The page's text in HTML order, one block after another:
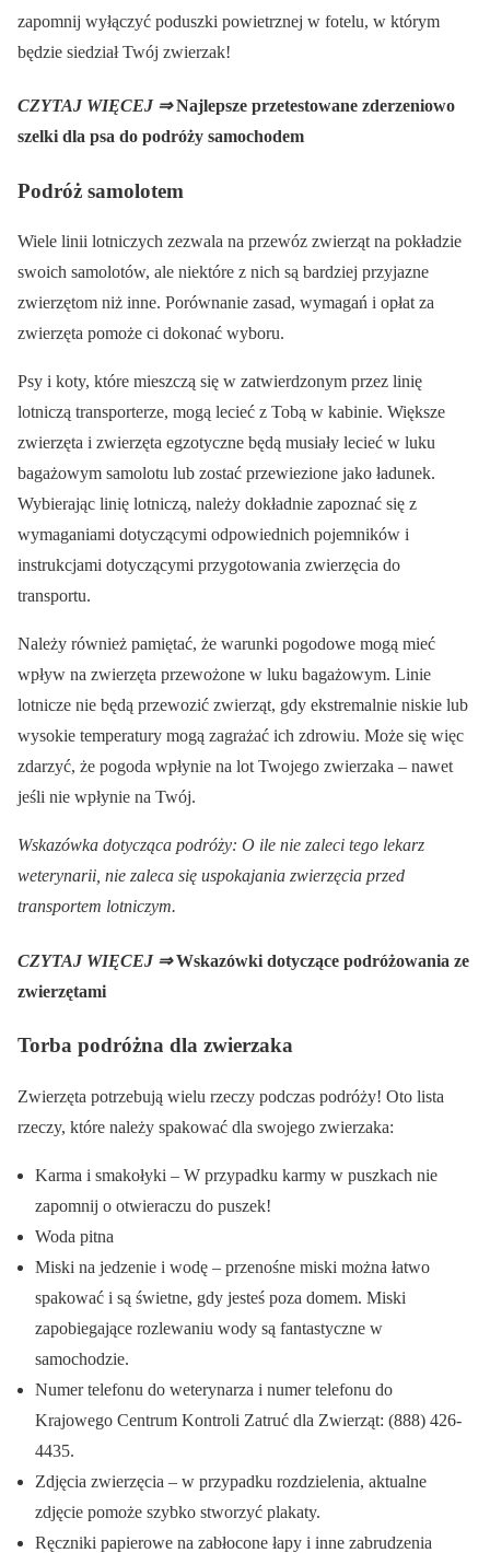
zapomnij wyłączyć poduszki powietrznej w fotelu, w którym
będzie siedział Twój zwierzak!
CZYTAJ WIĘCEJ ⇒Najlepsze przetestowane zderzeniowo
szelki dla psa do podróży samochodem
Podróż samolotem
Wiele linii lotniczych zezwala na przewóz zwierząt na pokładzie
swoich samolotów, ale niektóre z nich są bardziej przyjazne
zwierzętom niż inne. Porównanie zasad, wymagań i opłat za
zwierzęta pomoże ci dokonać wyboru.
Psy i koty, które mieszczą się w zatwierdzonym przez linię
lotniczą transporterze, mogą lecieć z Tobą w kabinie. Większe
zwierzęta i zwierzęta egzotyczne będą musiały lecieć w luku
bagażowym samolotu lub zostać przewiezione jako ładunek.
Wybierając linię lotniczą, należy dokładnie zapoznać się z
wymaganiami dotyczącymi odpowiednich pojemników i
instrukcjami dotyczącymi przygotowania zwierzęcia do
transportu.
Należy również pamiętać, że warunki pogodowe mogą mieć
wpływ na zwierzęta przewożone w luku bagażowym. Linie
lotnicze nie będą przewozić zwierząt, gdy ekstremalnie niskie lub
wysokie temperatury mogą zagrażać ich zdrowiu. Może się więc
zdarzyć, że pogoda wpłynie na lot Twojego zwierzaka – nawet
jeśli nie wpłynie na Twój.
Wskazówka dotycząca podróży: O ile nie zaleci tego lekarz
weterynarii, nie zaleca się uspokajania zwierzęcia przed
transportem lotniczym.
CZYTAJ WIĘCEJ ⇒Wskazówki dotyczące podróżowania ze
zwierzętami
Torba podróżna dla zwierzaka
Zwierzęta potrzebują wielu rzeczy podczas podróży! Oto lista
rzeczy, które należy spakować dla swojego zwierzaka:
Karma i smakołyki – W przypadku karmy w puszkach nie
zapomnij o otwieraczu do puszek!
Woda pitna
Miski na jedzenie i wodę – przenośne miski można łatwo
spakować i są świetne, gdy jesteś poza domem. Miski
zapobiegające rozlewaniu wody są fantastyczne w
samochodzie.
Numer telefonu do weterynarza i numer telefonu do
Krajowego Centrum Kontroli Zatruć dla Zwierząt: (888) 426-
4435.
Zdjęcia zwierzęcia – w przypadku rozdzielenia, aktualne
zdjęcie pomoże szybko stworzyć plakaty.
Ręczniki papierowe na zabłocone łapy i inne zabrudzenia